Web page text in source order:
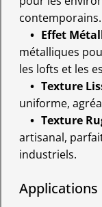
contemporains.
Effet
métalliques
les lofts et les
Texture
uniforme,
Texture
artisanal,
industriels.